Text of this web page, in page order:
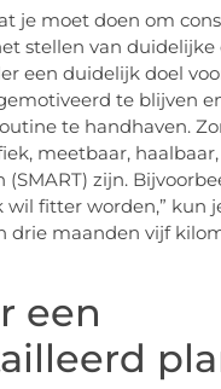
je moet doen om
stellen van duidelijke
een duidelijk doel
te blijven
te handhaven.
meetbaar,
zijn.
wil fitter worden,” kun
drie maanden vijf
een